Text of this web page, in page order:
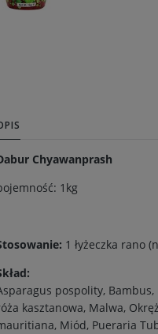
Chyawanprash
1kg
1 łyżeczka rano
pospolity,
kasztanowa, Malwa,
Miód, Pueraria